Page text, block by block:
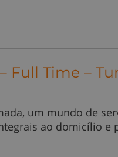
Full Time –
um mundo de
ao domicílio e